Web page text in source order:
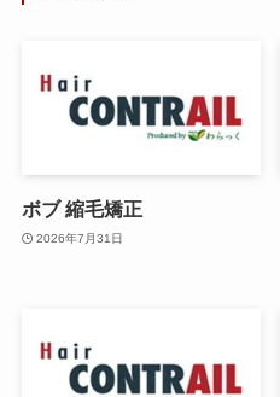
ボブ 縮毛矯正
2026年7月31日